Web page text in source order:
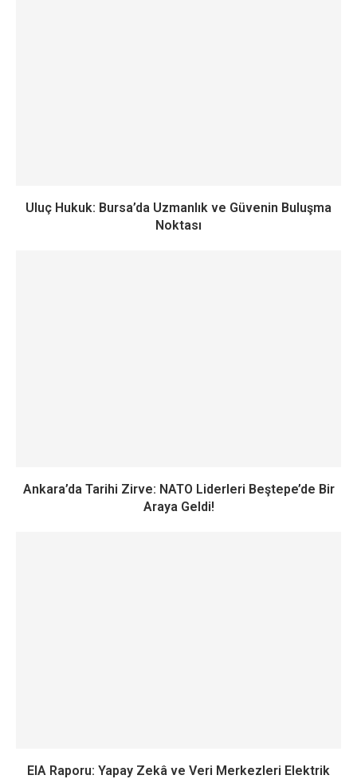
Uluç Hukuk: Bursa’da Uzmanlık ve Güvenin Buluşma
Noktası
Ankara’da Tarihi Zirve: NATO Liderleri Beştepe’de Bir
Araya Geldi!
EIA Raporu: Yapay Zekâ ve Veri Merkezleri Elektrik